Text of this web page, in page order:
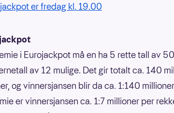
er fredag kl. 19.00
i Eurojackpot må en ha 5 rette tall av
av 12 mulige. Det gir totalt ca. 140
og vinnersjansen blir da ca. 1:140
er vinnersjansen ca. 1:7 millioner per